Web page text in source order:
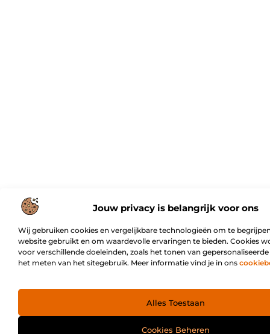
Jouw privacy is belangrijk voor ons
Wij gebruiken cookies en vergelijkbare technologieën om te
website gebruikt en om waardevolle ervaringen te bieden. Cookies
voor verschillende doeleinden, zoals het tonen van
het meten van het sitegebruik. Meer informatie vind je in ons
Alles Toestaan
Cookies Beheren